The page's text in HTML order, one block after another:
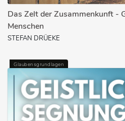
Das Zelt der Zusammenkunft -
Menschen
STEFAN DRÜEKE
Glaubensgrundlagen